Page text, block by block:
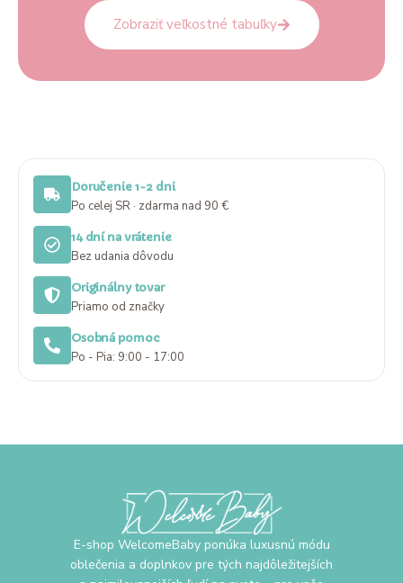
Zobraziť veľkostné tabuľky
Doručenie 1-2 dni
Po celej SR · zdarma nad 90 €
14 dní na vrátenie
Bez udania dôvodu
Originálny tovar
Priamo od značky
Osobná pomoc
Po - Pia: 9:00 - 17:00
E-shop WelcomeBaby ponúka luxusnú módu
oblečenia a doplnkov pre tých najdôležitejších